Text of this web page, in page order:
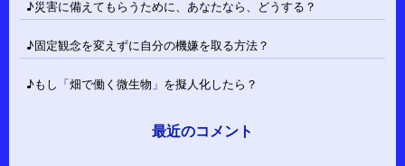
♪災害に備えてもらうために、あなたなら、どうする？
♪固定観念を変えずに自分の機嫌を取る方法？
♪もし「畑で働く微生物」を擬人化したら？
最近のコメント